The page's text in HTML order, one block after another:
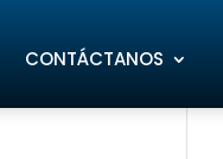
CONTÁCTANOS